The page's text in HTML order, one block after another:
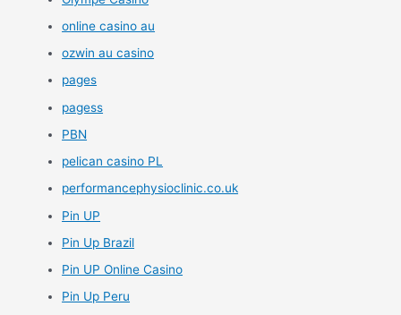
online casino au
ozwin au casino
pages
pagess
PBN
pelican casino PL
performancephysioclinic.co.uk
Pin UP
Pin Up Brazil
Pin UP Online Casino
Pin Up Peru